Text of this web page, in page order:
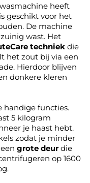
heeft
geschikt voor het
De machine
wast. Het
techniek die
het zout bij via een
Hierdoor blijven
donkere kleren
handige functies.
5 kilogram
je haast hebt.
zodat je minder
grote deurdie
op 1600